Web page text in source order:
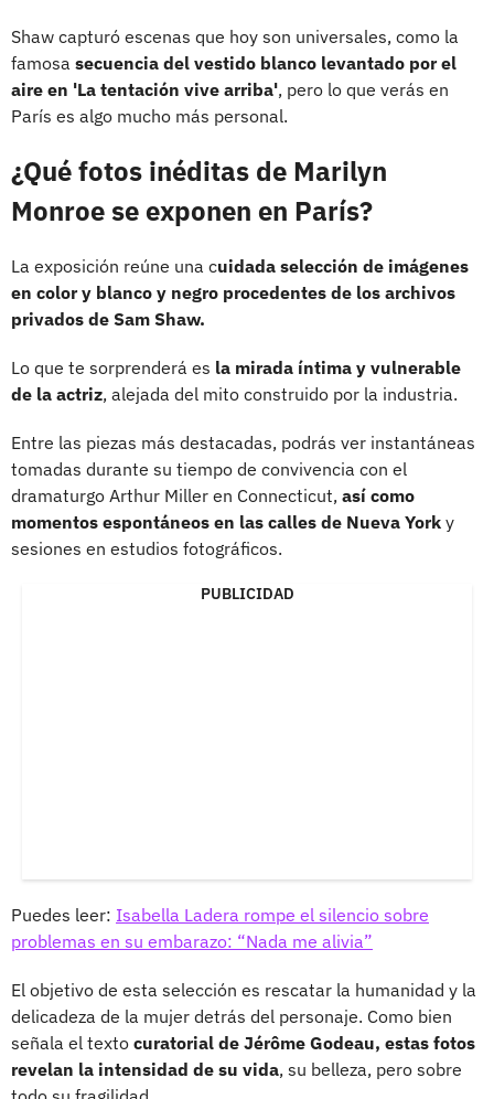
Shaw capturó escenas que hoy son universales, como la
famosa secuencia del vestido blanco levantado por el
aire en 'La tentación vive arriba', pero lo que verás en
París es algo mucho más personal.
¿Qué fotos inéditas de Marilyn
Monroe se exponen en París?
La exposición reúne una cuidada selección de imágenes
en color y blanco y negro procedentes de los archivos
privados de Sam Shaw.
Lo que te sorprenderá es la mirada íntima y vulnerable
de la actriz, alejada del mito construido por la industria.
Entre las piezas más destacadas, podrás ver instantáneas
tomadas durante su tiempo de convivencia con el
dramaturgo Arthur Miller en Connecticut, así como
momentos espontáneos en las calles de Nueva York y
sesiones en estudios fotográficos.
PUBLICIDAD
Puedes leer: Isabella Ladera rompe el silencio sobre
problemas en su embarazo: “Nada me alivia”
El objetivo de esta selección es rescatar la humanidad y la
delicadeza de la mujer detrás del personaje. Como bien
señala el texto curatorial de Jérôme Godeau, estas fotos
revelan la intensidad de su vida, su belleza, pero sobre